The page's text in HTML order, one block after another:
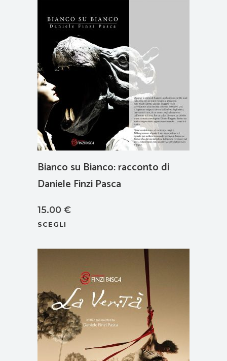
Bianco su Bianco: racconto di
Daniele Finzi Pasca
15.00 €
SCEGLI
ha
varianti.
Le
opzioni
possono
essere
scelte
nella